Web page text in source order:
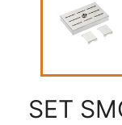
SET